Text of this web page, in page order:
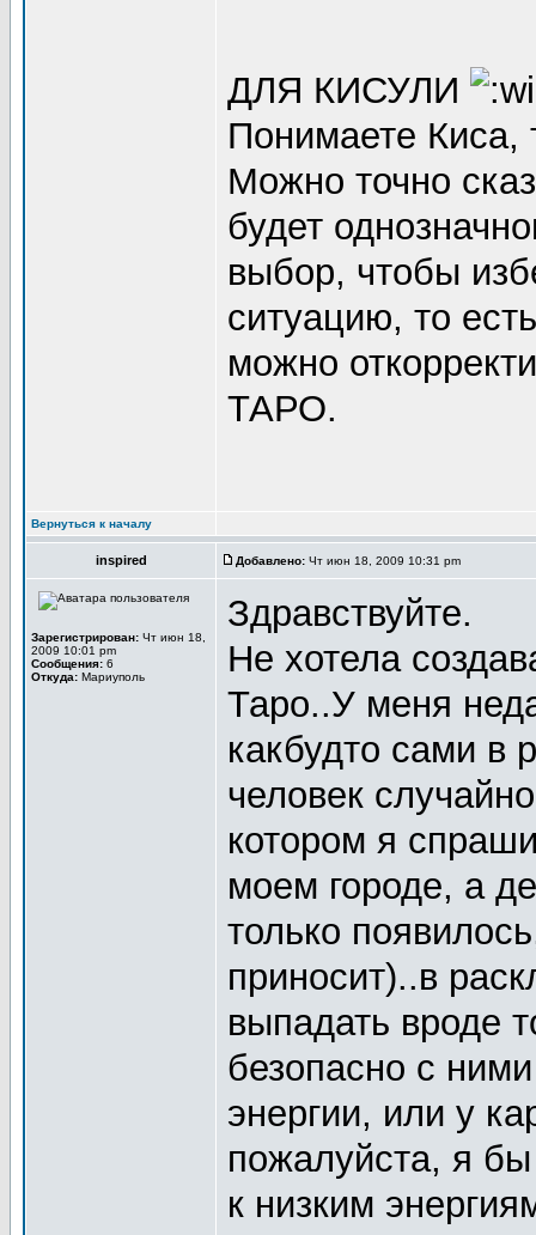
ДЛЯ КИСУЛИ
Понимаете Киса,
Можно точно
будет
выбор, чтобы
ситуацию, то
можно
ТАРО.
Вернуться к началу
inspired Добавлено: Чт июн 18, 2009 10:31 pm
Зарегистрирован: Чт июн 18,
2009 10:01 pm
Сообщения: 6
Откуда: Мариуполь
Здравствуйте.
Не хотела
Таро..У меня
какбудто сами в
человек
котором я
моем городе, а
только
приносит)..в
выпадать вроде
безопасно с
энергии, или у
пожалуйста, я
к низким